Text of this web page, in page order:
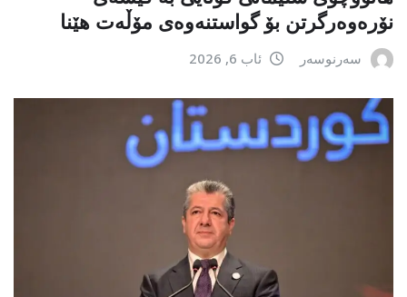
نۆرەوەرگرتن بۆ گواستنەوەی مۆڵەت هێنا
سەرنوسەر ئاب 6, 2026